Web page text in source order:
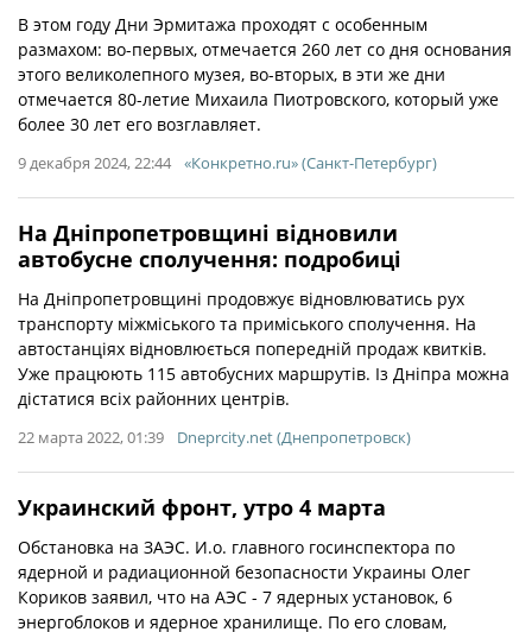
В этом году Дни Эрмитажа проходят с особенным
размахом: во-первых, отмечается 260 лет со дня основания
этого великолепного музея, во-вторых, в эти же дни
отмечается 80-летие Михаила Пиотровского, который уже
более 30 лет его возглавляет.
9 декабря 2024, 22:44 «Конкретно.ru» (Санкт-Петербург)
На Дніпропетровщині відновили
автобусне сполучення: подробиці
На Дніпропетровщині продовжує відновлюватись рух
транспорту міжміського та приміського сполучення. На
автостанціях відновлюється попередній продаж квитків.
Уже працюють 115 автобусних маршрутів. Із Дніпра можна
дістатися всіх районних центрів.
22 марта 2022, 01:39 Dneprcity.net (Днепропетровск)
Украинский фронт, утро 4 марта
Обстановка на ЗАЭС. И.о. главного госинспектора по
ядерной и радиационной безопасности Украины Олег
Кориков заявил, что на АЭС - 7 ядерных установок, 6
энергоблоков и ядерное хранилище. По его словам,